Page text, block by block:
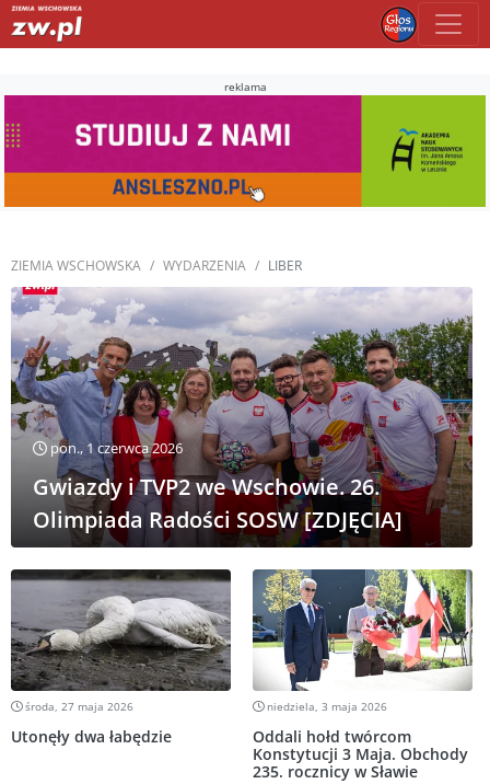
reklama
ZIEMIA WSCHOWSKA WYDARZENIA LIBER
pon., 1 czerwca 2026
Gwiazdy i TVP2 we Wschowie. 26.
Olimpiada Radości SOSW [ZDJĘCIA]
środa, 27 maja 2026
Utonęły dwa łabędzie
niedziela, 3 maja 2026
Oddali hołd twórcom
Konstytucji 3 Maja. Obchody
235. rocznicy w Sławie